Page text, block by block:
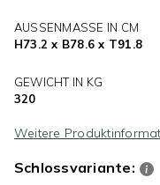
AUSSENMASSE IN CM
H73.2 x B78.6 x T91.8
GEWICHT IN KG
320
Weitere
Schlossvariante: